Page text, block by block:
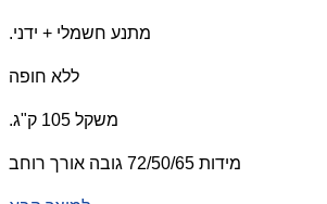
ללא חופה
.משקל 105 ק"ג
מידות 72/50/65 גובה אורך רוחב